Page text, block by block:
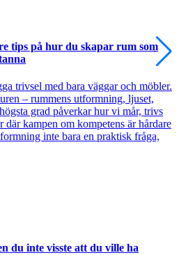
tips på hur du skapar rum som
trivsel med bara väggar och möbler.
– rummens utformning, ljuset,
grad påverkar hur vi mår, trivs
där kampen om kompetens är hårdare
inte bara en praktisk fråga,
du inte visste att du ville ha